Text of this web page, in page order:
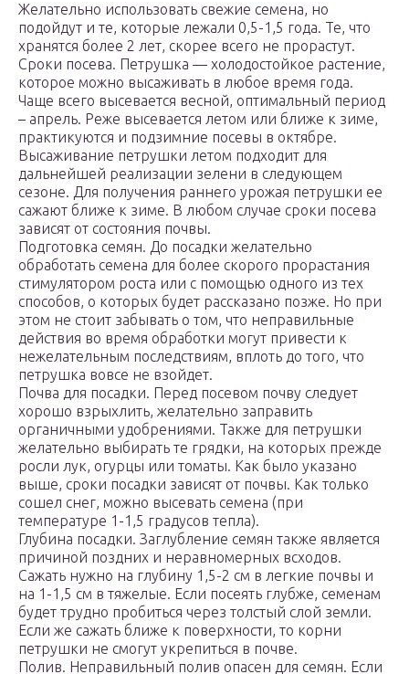
Желательно использовать свежие семена, но
подойдут и те, которые лежали 0,5-1,5 года. Те, что
хранятся более 2 лет, скорее всего не прорастут.
Сроки посева. Петрушка — холодостойкое растение,
которое можно высаживать в любое время года.
Чаще всего высевается весной, оптимальный период
– апрель. Реже высевается летом или ближе к зиме,
практикуются и подзимние посевы в октябре.
Высаживание петрушки летом подходит для
дальнейшей реализации зелени в следующем
сезоне. Для получения раннего урожая петрушки ее
сажают ближе к зиме. В любом случае сроки посева
зависят от состояния почвы.
Подготовка семян. До посадки желательно
обработать семена для более скорого прорастания
стимулятором роста или с помощью одного из тех
способов, о которых будет рассказано позже. Но при
этом не стоит забывать о том, что неправильные
действия во время обработки могут привести к
нежелательным последствиям, вплоть до того, что
петрушка вовсе не взойдет.
Почва для посадки. Перед посевом почву следует
хорошо взрыхлить, желательно заправить
органичными удобрениями. Также для петрушки
желательно выбирать те грядки, на которых прежде
росли лук, огурцы или томаты. Как было указано
выше, сроки посадки зависят от почвы. Как только
сошел снег, можно высевать семена (при
температуре 1-1,5 градусов тепла).
Глубина посадки. Заглубление семян также является
причиной поздних и неравномерных всходов.
Сажать нужно на глубину 1,5-2 см в легкие почвы и
на 1-1,5 см в тяжелые. Если посеять глубже, семенам
будет трудно пробиться через толстый слой земли.
Если же сажать ближе к поверхности, то корни
петрушки не смогут укрепиться в почве.
Полив. Неправильный полив опасен для семян. Если